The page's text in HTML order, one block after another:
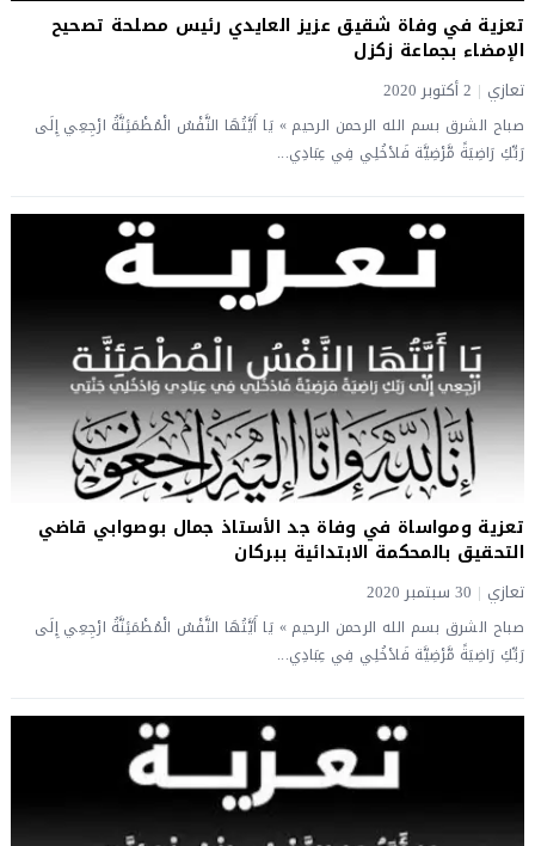
تعزية في وفاة شقيق عزيز العايدي رئيس مصلحة تصحيح
الإمضاء بجماعة زكزل
تعازي 2 أكتوبر 2020
صباح الشرق بسم الله الرحمن الرحيم » يَا أَيَّتُهَا النَّفْسُ الْمُطْمَئِنَّةُ ارْجِعِي إِلَى
رَبِّكِ رَاضِيَةً مَّرْضِيَّة فَادْخُلِي فِي عِبَادِي...
تعزية ومواساة في وفاة جد الأستاذ جمال بوصوابي قاضي
التحقيق بالمحكمة الابتدائية ببركان
تعازي 30 سبتمبر 2020
صباح الشرق بسم الله الرحمن الرحيم » يَا أَيَّتُهَا النَّفْسُ الْمُطْمَئِنَّةُ ارْجِعِي إِلَى
رَبِّكِ رَاضِيَةً مَّرْضِيَّة فَادْخُلِي فِي عِبَادِي...